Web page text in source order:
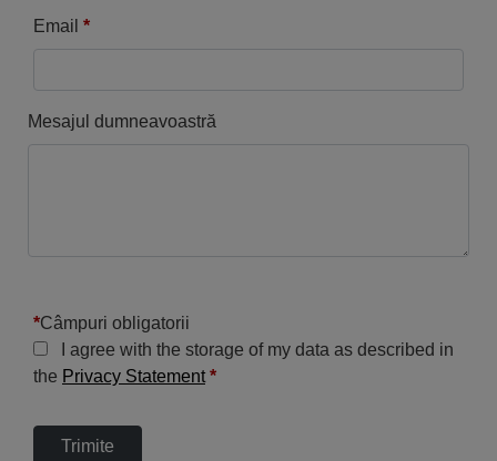
Email *
Mesajul dumneavoastră
*Câmpuri obligatorii
I agree with the storage of my data as described in
the Privacy Statement *
Trimite